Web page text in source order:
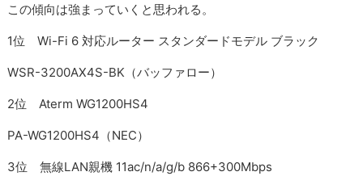
この傾向は強まっていくと思われる。
1位 Wi-Fi 6 対応ルーター スタンダードモデル ブラック
WSR-3200AX4S-BK（バッファロー）
2位 Aterm WG1200HS4
PA-WG1200HS4（NEC）
3位 無線LAN親機 11ac/n/a/g/b 866+300Mbps